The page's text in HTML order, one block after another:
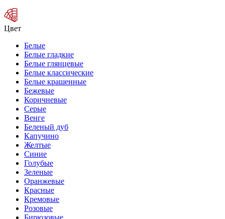
Цвет
Белые
Белые гладкие
Белые глянцевые
Белые классические
Белые крашенные
Бежевые
Коричневые
Серые
Венге
Беленый дуб
Капучино
Желтые
Синие
Голубые
Зеленые
Оранжевые
Красные
Кремовые
Розовые
Бирюзовые